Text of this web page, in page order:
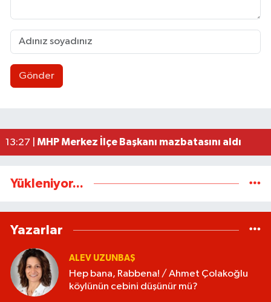
Gönder
14:31 |Biraz ciddiyet lütfen!
13:27 | MHP Merkez İlçe Başkanı mazbatasını aldı
Yükleniyor...
Yazarlar
ALEV UZUNBAŞ
Hep bana, Rabbena! / Ahmet Çolakoğlu
köylünün cebini düşünür mü?